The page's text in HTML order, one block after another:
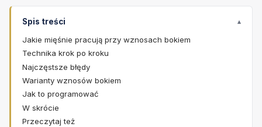
Spis treści
Jakie mięśnie pracują przy wznosach bokiem
Technika krok po kroku
Najczęstsze błędy
Warianty wznosów bokiem
Jak to programować
W skrócie
Przeczytaj też